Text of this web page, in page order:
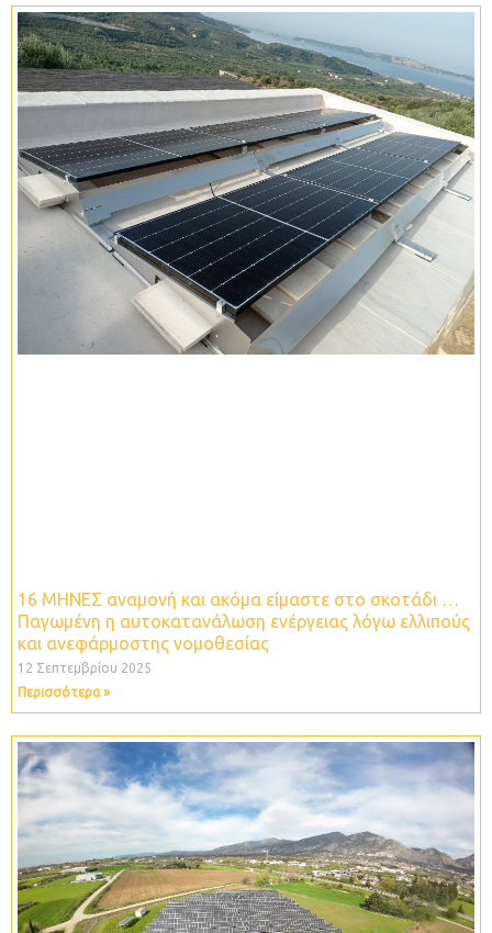
16 ΜΗΝΕΣ αναμονή και ακόμα είμαστε στο σκοτάδι …
Παγωμένη η αυτοκατανάλωση ενέργειας λόγω ελλιπούς
και ανεφάρμοστης νομοθεσίας
12 Σεπτεμβρίου 2025
Περισσότερα »